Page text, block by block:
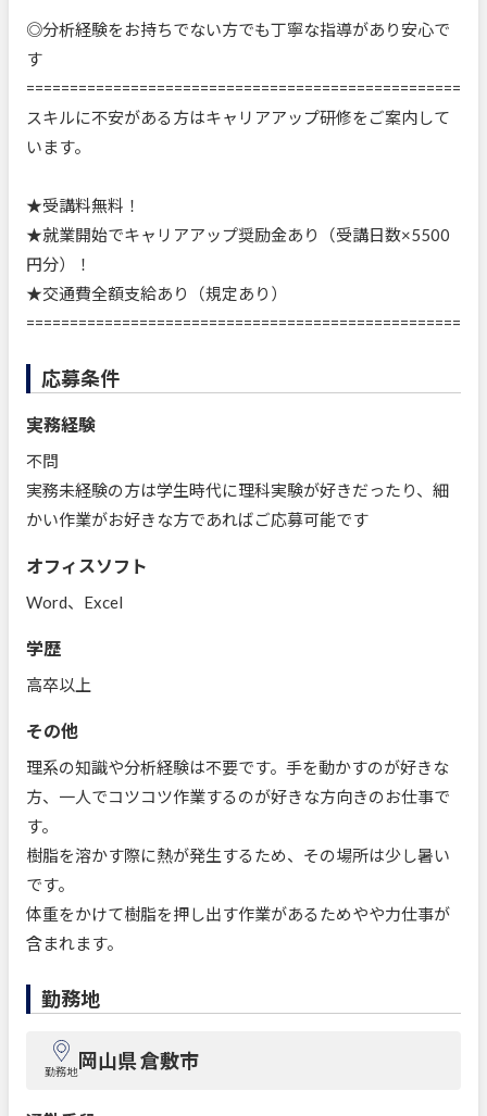
◎分析経験をお持ちでない方でも丁寧な指導があり安心で
す
==================================================
スキルに不安がある方はキャリアアップ研修をご案内して
います。
★受講料無料！
★就業開始でキャリアアップ奨励金あり（受講日数×5500
円分）！
★交通費全額支給あり（規定あり）
==================================================
応募条件
実務経験
不問
実務未経験の方は学生時代に理科実験が好きだったり、細
かい作業がお好きな方であればご応募可能です
オフィスソフト
Word、Excel
学歴
高卒以上
その他
理系の知識や分析経験は不要です。手を動かすのが好きな
方、一人でコツコツ作業するのが好きな方向きのお仕事で
す。
樹脂を溶かす際に熱が発生するため、その場所は少し暑い
です。
体重をかけて樹脂を押し出す作業があるためやや力仕事が
含まれます。
勤務地
勤務地岡山県 倉敷市